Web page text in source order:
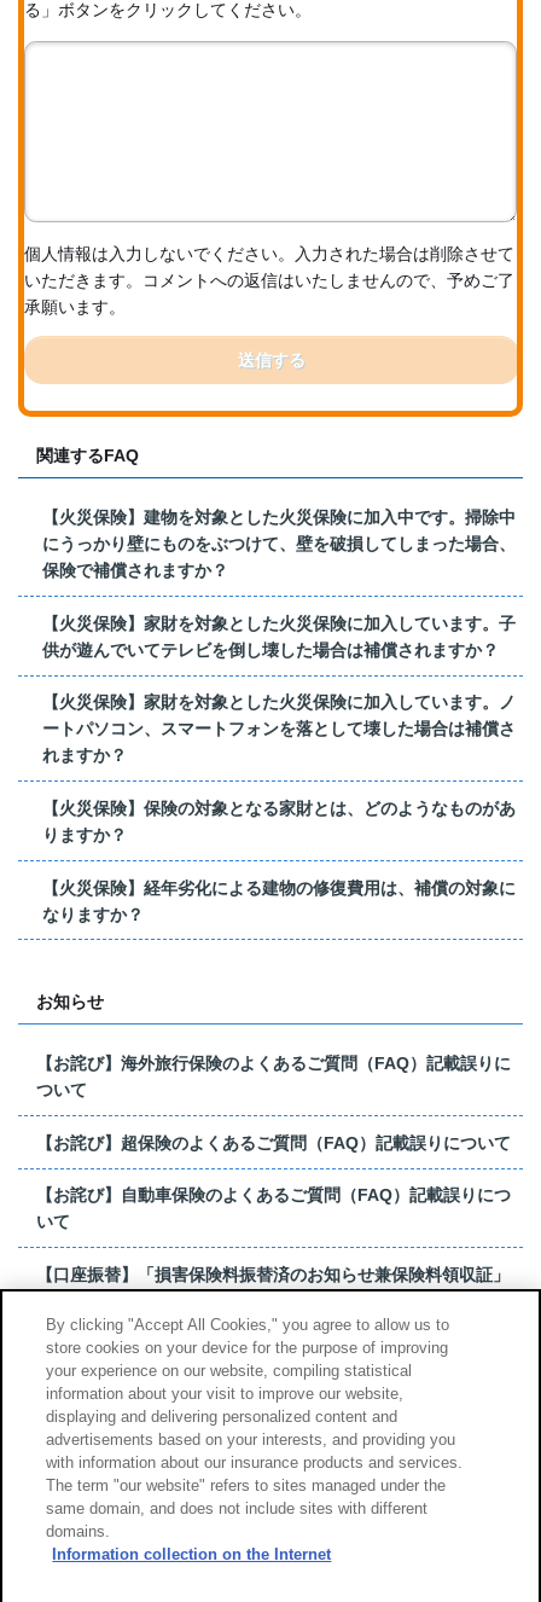
る」ボタンをクリックしてください。
個人情報は入力しないでください。入力された場合は削除させて
いただきます。コメントへの返信はいたしませんので、予めご了
承願います。
送信する
関連するFAQ
【火災保険】建物を対象とした火災保険に加入中です。掃除中
にうっかり壁にものをぶつけて、壁を破損してしまった場合、
保険で補償されますか？
【火災保険】家財を対象とした火災保険に加入しています。子
供が遊んでいてテレビを倒し壊した場合は補償されますか？
【火災保険】家財を対象とした火災保険に加入しています。ノ
ートパソコン、スマートフォンを落として壊した場合は補償さ
れますか？
【火災保険】保険の対象となる家財とは、どのようなものがあ
りますか？
【火災保険】経年劣化による建物の修復費用は、補償の対象に
なりますか？
お知らせ
【お詫び】海外旅行保険のよくあるご質問（FAQ）記載誤りに
ついて
【お詫び】超保険のよくあるご質問（FAQ）記載誤りについて
【お詫び】自動車保険のよくあるご質問（FAQ）記載誤りにつ
いて
【口座振替】「損害保険料振替済のお知らせ兼保険料領収証」
【お詫び】超保険のよくあるご質問（FAQ）記載誤りについて
もっと見る
サイトのご利用について
勧誘方針
By clicking "Accept All Cookies," you agree to allow us to
store cookies on your device for the purpose of improving
your experience on our website, compiling statistical
information about your visit to improve our website,
displaying and delivering personalized content and
advertisements based on your interests, and providing you
with information about our insurance products and services.
The term "our website" refers to sites managed under the
same domain, and does not include sites with different
domains.
Information collection on the Internet